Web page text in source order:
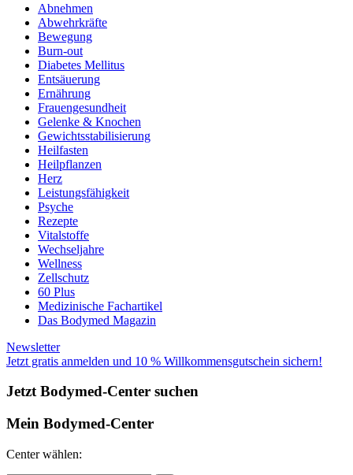
Abnehmen
Abwehrkräfte
Bewegung
Burn-out
Diabetes Mellitus
Entsäuerung
Ernährung
Frauengesundheit
Gelenke & Knochen
Gewichtsstabilisierung
Heilfasten
Heilpflanzen
Herz
Leistungsfähigkeit
Psyche
Rezepte
Vitalstoffe
Wechseljahre
Wellness
Zellschutz
60 Plus
Medizinische Fachartikel
Das Bodymed Magazin
Newsletter
Jetzt gratis anmelden und 10 % Willkommensgutschein sichern!
Jetzt Bodymed-Center suchen
Mein Bodymed-Center
Center wählen: